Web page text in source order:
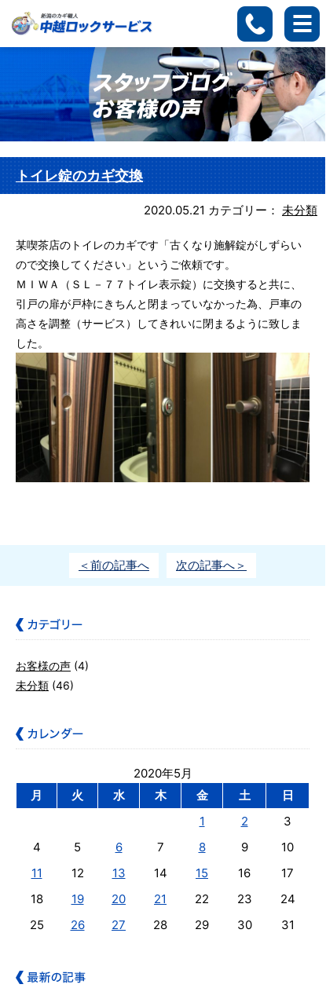
トイレ錠のカギ交換
2020.05.21 カテゴリー： 未分類
某喫茶店のトイレのカギです「古くなり施解錠がしずらい
ので交換してください」というご依頼です。
ＭＩＷＡ（ＳＬ－７７トイレ表示錠）に交換すると共に、
引戸の扉が戸枠にきちんと閉まっていなかった為、戸車の
高さを調整（サービス）してきれいに閉まるように致しま
した。
＜前の記事へ 次の記事へ＞
お客様の声 (4)
未分類 (46)
2020年5月
月
火 水 木 金 土
日
1
2
3
4
5 6 7 8 9
10
11
12 13 14 15 16
17
18
19 20 21 22 23
24
25
26 27 28 29 30 31